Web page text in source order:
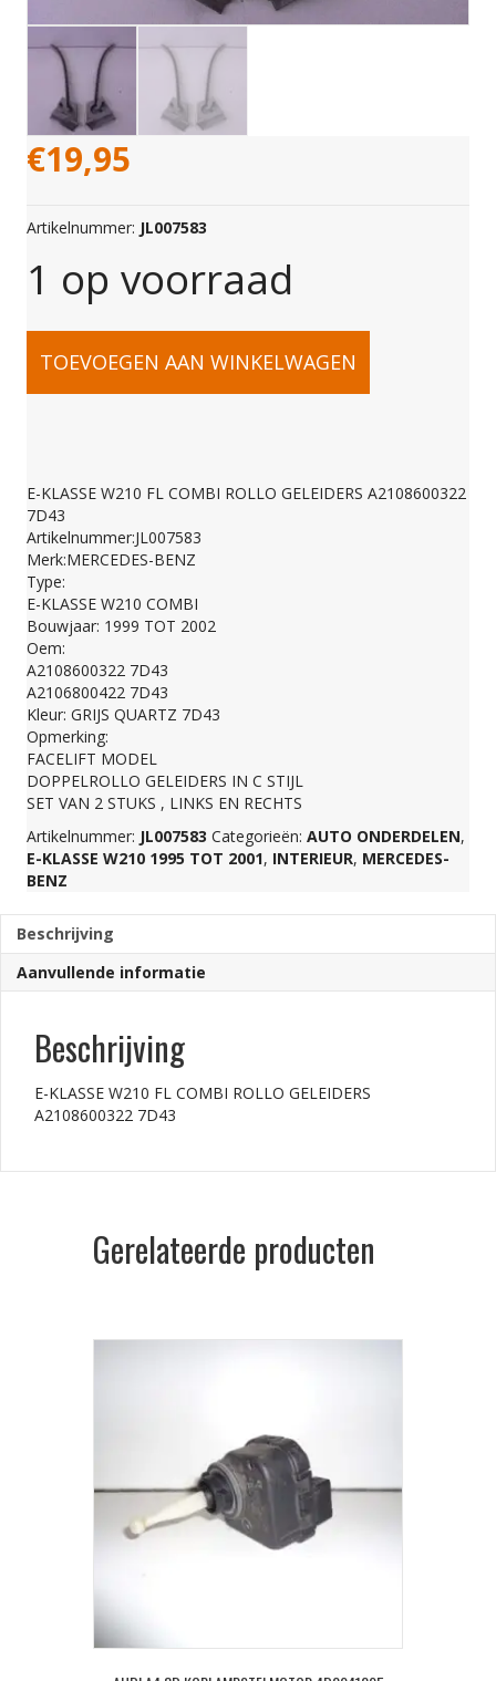
€19,95
Artikelnummer: JL007583
1 op voorraad
E-
W210
FL
COMBI
ROLLO
GELEIDERS
A2108600322
7D43
aantal
TOEVOEGEN AAN WINKELWAGEN
E-KLASSE W210 FL COMBI ROLLO GELEIDERS A2108600322
7D43
Artikelnummer:JL007583
Merk:MERCEDES-BENZ
Type:
E-KLASSE W210 COMBI
Bouwjaar: 1999 TOT 2002
Oem:
A2108600322 7D43
A2106800422 7D43
Kleur: GRIJS QUARTZ 7D43
Opmerking:
FACELIFT MODEL
DOPPELROLLO GELEIDERS IN C STIJL
SET VAN 2 STUKS , LINKS EN RECHTS
Artikelnummer: JL007583 Categorieën: AUTO ONDERDELEN,
E-KLASSE W210 1995 TOT 2001, INTERIEUR, MERCEDES-
BENZ
Beschrijving
Aanvullende informatie
Beschrijving
E-KLASSE W210 FL COMBI ROLLO GELEIDERS
A2108600322 7D43
Gerelateerde producten